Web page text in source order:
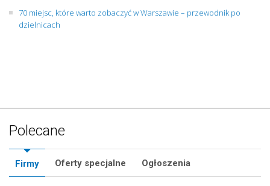
70 miejsc, które warto zobaczyć w Warszawie – przewodnik po
dzielnicach
Polecane
Firmy Oferty specjalne Ogłoszenia